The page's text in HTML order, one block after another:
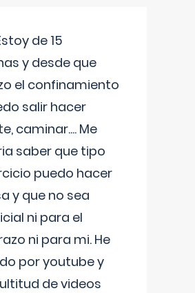
de 15
y desde que
el confinamiento
salir hacer
caminar.... Me
saber que tipo
puedo hacer
y que no sea
ni para el
ni para mi. He
por youtube y
de videos